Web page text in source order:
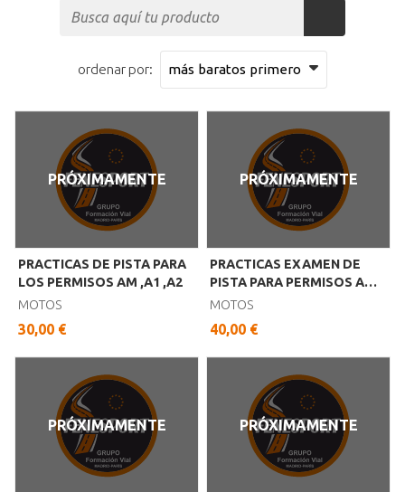
ordenar por:
PRÓXIMAMENTE
PRACTICAS DE PISTA PARA
LOS PERMISOS AM ,A1 ,A2
MOTOS
30,00 €
PRÓXIMAMENTE
PRACTICAS EXAMEN DE
PISTA PARA PERMISOS AM
A1 A2
MOTOS
40,00 €
PRÓXIMAMENTE PRÓXIMAMENTE